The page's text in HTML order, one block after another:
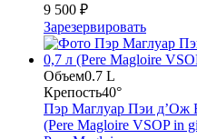
9 500 ₽
Зарезервировать
Объем0.7 L
Крепость40°
Пэр Маглуар Пэи д’Ож
(Pere Magloire VSOP in